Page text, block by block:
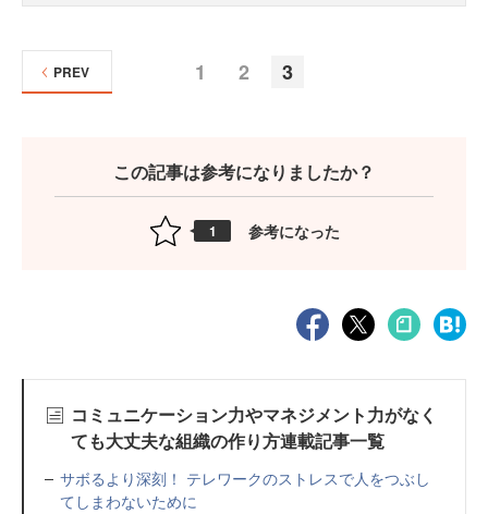
1 2 3
PREV
この記事は参考になりましたか？
1 参考になった
コミュニケーション力やマネジメント力がなく
ても大丈夫な組織の作り方連載記事一覧
サボるより深刻！ テレワークのストレスで人をつぶし
てしまわないために